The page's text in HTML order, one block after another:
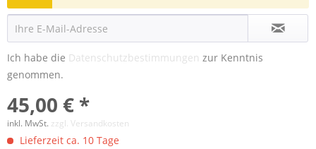
Ich habe die Datenschutzbestimmungen zur Kenntnis
genommen.
45,00 € *
inkl. MwSt. zzgl. Versandkosten
Lieferzeit ca. 10 Tage